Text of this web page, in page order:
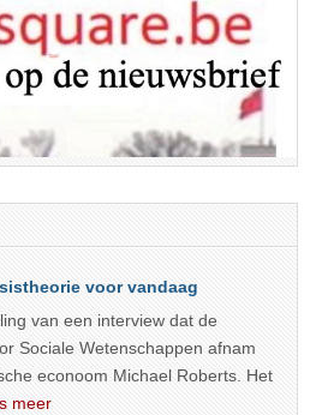
voor vandaag
van een interview dat de
Sociale Wetenschappen afnam
econoom Michael Roberts. Het
meer